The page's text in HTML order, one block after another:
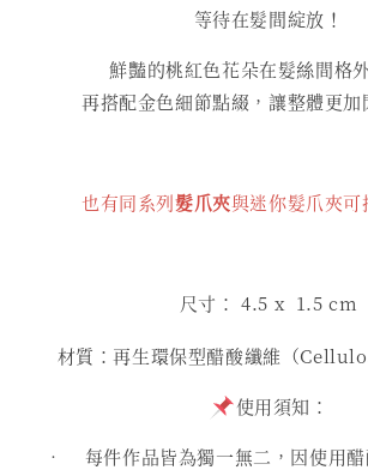
等待在髮間綻放！
鮮豔的桃紅色花朵在髮絲間格
再搭配金色細節點綴，讓整體更加
也有同系列髮爪夾與迷你髮爪夾可
尺寸： 4.5 x 1.5 cm
材質：再生環保型醋酸纖維（
使用須知：
• 每件作品皆為獨一無二，因使用醋